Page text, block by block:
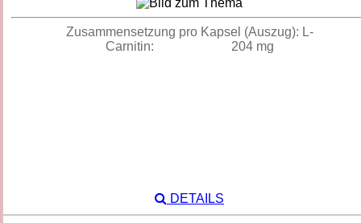
Zusammensetzung pro Kapsel (Auszug): L-
Carnitin: 204 mg
DETAILS